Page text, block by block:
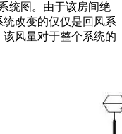
统图。由于该房间绝
改变的仅仅是回风系
风量对于整个系统的